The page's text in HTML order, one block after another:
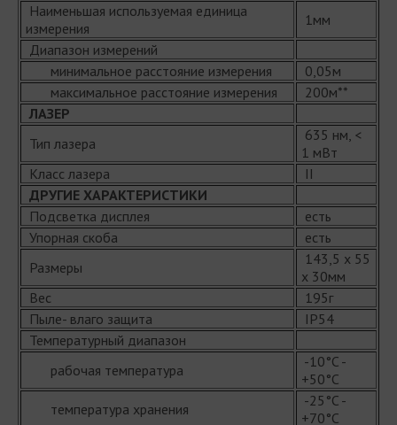
Наименьшая используемая единица
измерения
1мм
Диапазон измерений
минимальное расстояние измерения
0,05м
максимальное расстояние измерения
200м**
ЛАЗЕР
Тип лазера
635 нм, <
1 мВт
Класс лазера
II
ДРУГИЕ ХАРАКТЕРИСТИКИ
Подсветка дисплея
есть
Упорная скоба
есть
Размеры
143,5 x 55
x 30мм
Вес
195г
Пыле- влаго защита
IP54
Температурный диапазон
рабочая температура
-10°C -
+50°C
температура хранения
-25°C -
+70°C